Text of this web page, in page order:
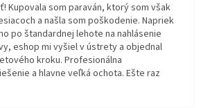
Kupovala som paraván, ktorý som však
a našla som poškodenie. Napriek
po štandardnej lehote na nahlásenie
eshop mi vyšiel v ústrety a objednal
kroku. Profesionálna
a hlavne veľká ochota. Ešte raz